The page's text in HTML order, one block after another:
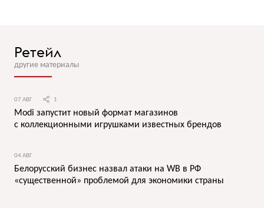
Ретейл
другие материалы
07 АВГ 1
Modi запустит новый формат магазинов
с коллекционными игрушками известных брендов
04 АВГ
Белорусский бизнес назвал атаки на WB в РФ
«существенной» проблемой для экономики страны